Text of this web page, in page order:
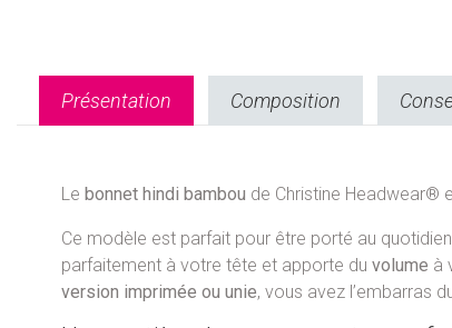
Présentation Composition
Le bonnet hindi bambou de Christine Headwear®
Ce modèle est parfait pour être porté au
parfaitement à votre tête et apporte du volume à
version imprimée ou unie, vous avez l’embarras